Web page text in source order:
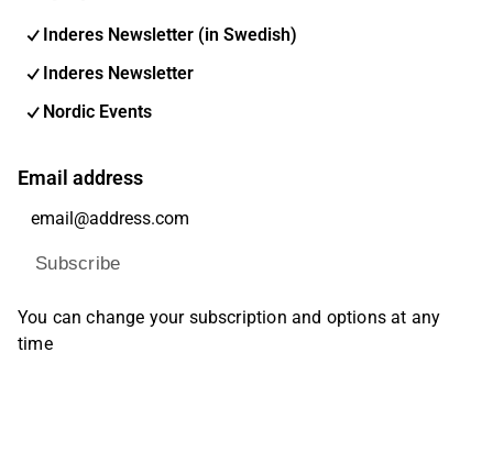
Inderes Newsletter (in Swedish)
Inderes Newsletter
Nordic Events
Email address
Subscribe
You can change your subscription and options at any
time